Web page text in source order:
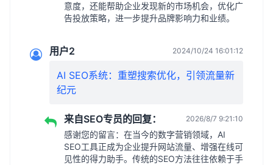
意度，还能帮助企业发现新的市场机会，优化广
告投放策略，进一步提升品牌影响力和业绩。
用户2 2024/10/24 16:01:12
AI SEO系统：重塑搜索优化，引领流量新
纪元
来自SEO专员的回复： 2026/8/7 9:21:10
感谢您的留言：在当今的数字营销领域，AI
SEO工具正成为企业提升网站流量、增强在线可
见性的得力助手。传统的SEO方法往往依赖于手